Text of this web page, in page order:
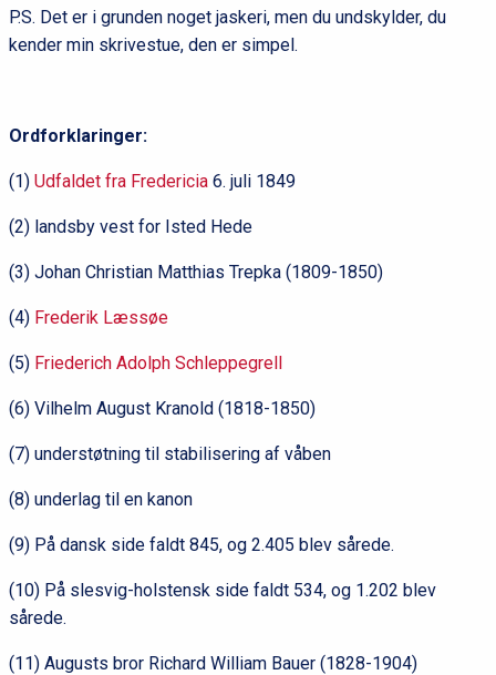
P.S. Det er i grunden noget jaskeri, men du undskylder, du
kender min skrivestue, den er simpel.
Ordforklaringer:
(1) Udfaldet fra Fredericia 6. juli 1849
(2) landsby vest for Isted Hede
(3) Johan Christian Matthias Trepka (1809-1850)
(4) Frederik Læssøe
(5) Friederich Adolph Schleppegrell
(6) Vilhelm August Kranold (1818-1850)
(7) understøtning til stabilisering af våben
(8) underlag til en kanon
(9) På dansk side faldt 845, og 2.405 blev sårede.
(10) På slesvig-holstensk side faldt 534, og 1.202 blev
sårede.
(11) Augusts bror Richard William Bauer (1828-1904)